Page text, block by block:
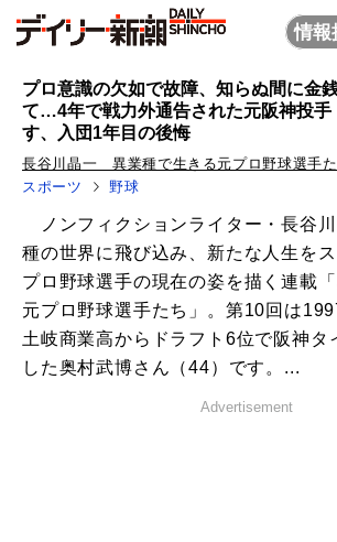
情報
プロ意識の欠如で故障、知らぬ間に金
て…4年で戦力外通告された元阪神投手
す、入団1年目の後悔
長谷川晶一 異業種で生きる元プロ野球選手
スポーツ
野球
ノンフィクションライター・長谷
種の世界に飛び込み、新たな人生を
プロ野球選手の現在の姿を描く連載
元プロ野球選手たち」。第10回は
土岐商業高からドラフト6位で阪神タ
した奥村武博さん（44）です。...
Advertisement